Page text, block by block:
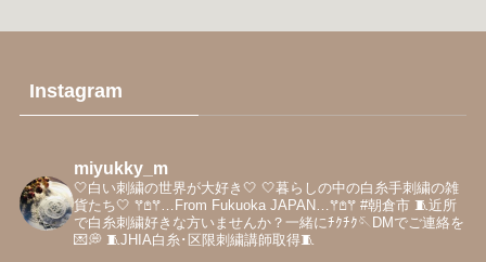
Instagram
miyukky_m
🤍白い刺繍の世界が大好き‎🤍 ‎🤍暮らしの中の白糸手刺繍の雑
貨たち‎🤍 𖦥𖤘𖦥…From Fukuoka JAPAN…𖦥𖤘𖦥#朝倉市🧵近所
で白糸刺繍好きな方いませんか？一緒にﾁｸﾁｸ🪡DMでご連絡を
💌💭 🧵JHIA白糸･区限刺繍講師取得🧵